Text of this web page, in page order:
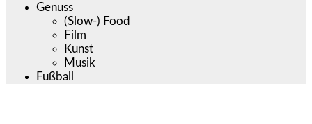
Genuss
(Slow-) Food
Film
Kunst
Musik
Fußball